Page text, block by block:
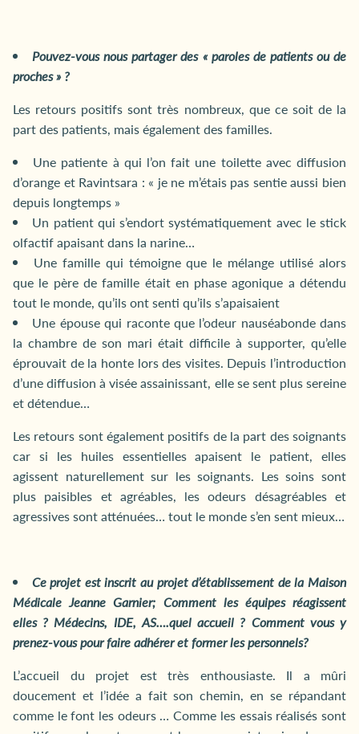
Pouvez-vous nous partager des « paroles de patients ou de
proches » ?
Les retours positifs sont très nombreux, que ce soit de la
part des patients, mais également des familles.
Une patiente à qui l’on fait une toilette avec diffusion
d’orange et Ravintsara : « je ne m’étais pas sentie aussi bien
depuis longtemps »
Un patient qui s’endort systématiquement avec le stick
olfactif apaisant dans la narine…
Une famille qui témoigne que le mélange utilisé alors
que le père de famille était en phase agonique a détendu
tout le monde, qu’ils ont senti qu’ils s’apaisaient
Une épouse qui raconte que l’odeur nauséabonde dans
la chambre de son mari était difficile à supporter, qu’elle
éprouvait de la honte lors des visites. Depuis l’introduction
d’une diffusion à visée assainissant, elle se sent plus sereine
et détendue…
Les retours sont également positifs de la part des soignants
car si les huiles essentielles apaisent le patient, elles
agissent naturellement sur les soignants. Les soins sont
plus paisibles et agréables, les odeurs désagréables et
agressives sont atténuées… tout le monde s’en sent mieux…
Ce projet est inscrit au projet d’établissement de la Maison
Médicale Jeanne Garnier; Comment les équipes réagissent
elles ? Médecins, IDE, AS….quel accueil ? Comment vous y
prenez-vous pour faire adhérer et former les personnels?
L’accueil du projet est très enthousiaste. Il a mûri
doucement et l’idée a fait son chemin, en se répandant
comme le font les odeurs … Comme les essais réalisés sont